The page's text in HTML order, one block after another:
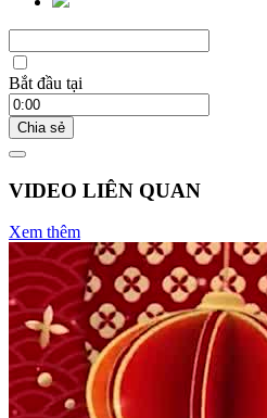
Bắt đầu tại
Chia sẻ
VIDEO LIÊN QUAN
Xem thêm